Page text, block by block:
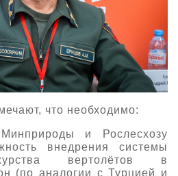
что необходимо:
и Рослесхозу
внедрения системы
вертолётов в
(по аналогии с Турцией и